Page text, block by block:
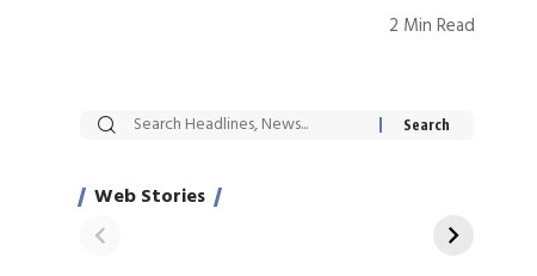
2 Min Read
Web Stories
सट्टेबाजी में अरेस्ट हुए
साहिल खान
रोज एक कच्चे लहसुन